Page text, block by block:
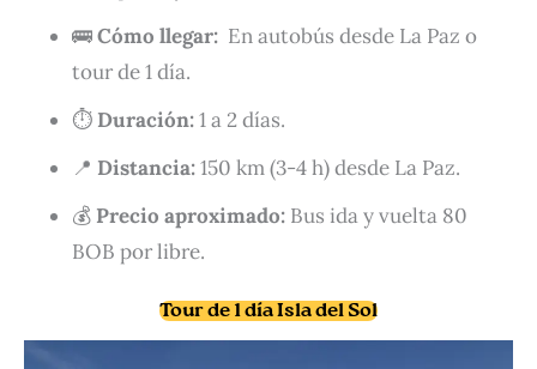
🚌Cómo llegar: En autobús desde La Paz o
tour de 1 día.
⏱️ Duración:1 a 2 días.
📍 Distancia:150 km (3-4 h) desde La Paz.
💰 Precio aproximado: Bus ida y vuelta 80
BOB por libre.
Tour de 1 día Isla del Sol